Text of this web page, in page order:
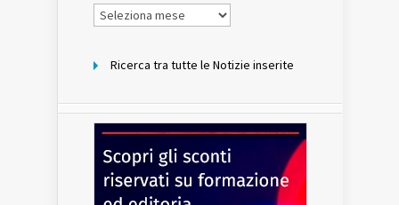
Notizie
per
Ricerca tra tutte le Notizie inserite